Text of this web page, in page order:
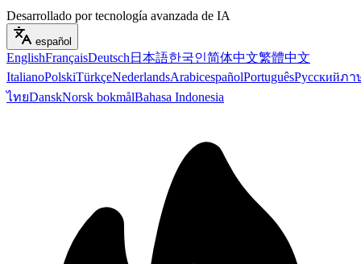
Desarrollado por tecnología avanzada de IA
español
EnglishFrançaisDeutsch 日本語한국인简体中文繁體中文
ItalianoPolskiTürkçeNederlandsArabicespañolPortuguêsРусскийภา
ไทยDanskNorsk bokmålBahasa Indonesia